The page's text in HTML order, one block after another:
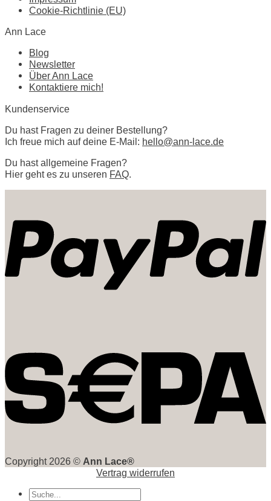
Cookie-Richtlinie (EU)
Ann Lace
Blog
Newsletter
Über Ann Lace
Kontaktiere mich!
Kundenservice
Du hast Fragen zu deiner Bestellung?
Ich freue mich auf deine E-Mail: hello@ann-lace.de
Du hast allgemeine Fragen?
Hier geht es zu unseren FAQ.
Copyright 2026 © Ann Lace®
Vertrag widerrufen
Suche